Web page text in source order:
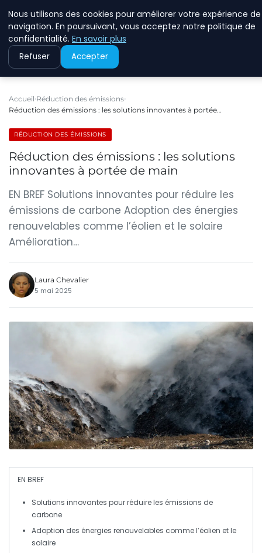
Accueil Réduction des émissions
Réduction des émissions : les solutions innovantes à portée…
RÉDUCTION DES ÉMISSIONS
Réduction des émissions : les solutions
innovantes à portée de main
EN BREF Solutions innovantes pour réduire les
émissions de carbone Adoption des énergies
renouvelables comme l’éolien et le solaire
Amélioration…
Laura Chevalier
5 mai 2025
EN BREF
Solutions innovantes pour réduire les émissions de
carbone
Adoption des énergies renouvelables comme l’éolien et le
solaire
Nous utilisons des cookies pour améliorer votre expérience de
navigation. En poursuivant, vous acceptez notre politique de
confidentialité. En savoir plus
Refuser Accepter